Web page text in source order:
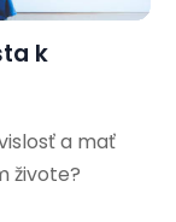
k
a mať
živote?